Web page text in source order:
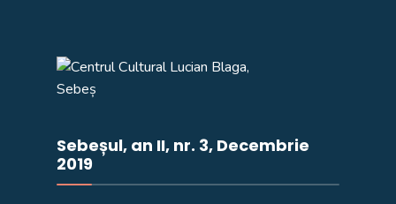
Sebeșul, an II, nr. 3, Decembrie
2019